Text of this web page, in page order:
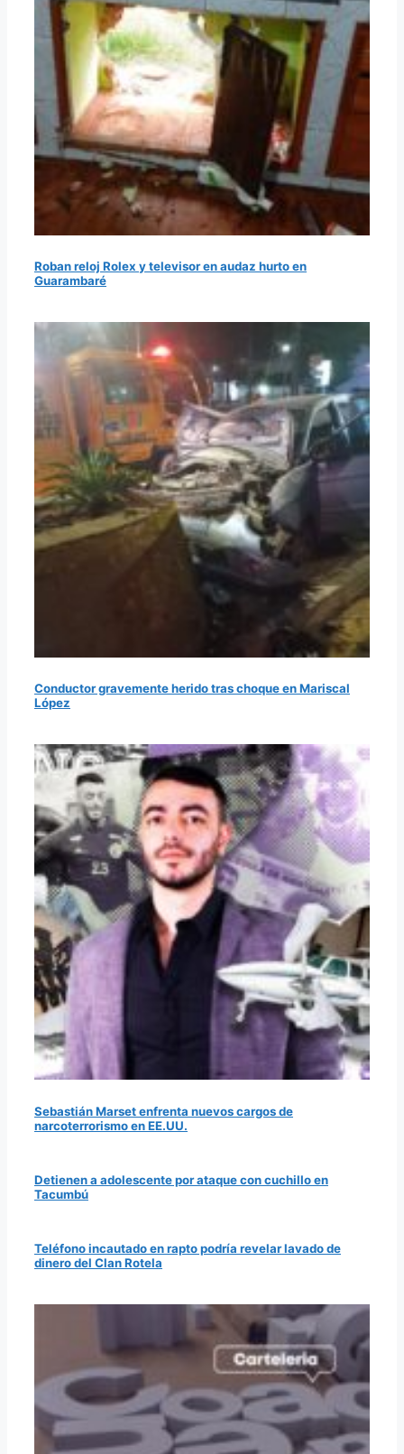
Roban reloj Rolex y televisor en audaz hurto en
Guarambaré
Conductor gravemente herido tras choque en Mariscal
López
Sebastián Marset enfrenta nuevos cargos de
narcoterrorismo en EE.UU.
Detienen a adolescente por ataque con cuchillo en
Tacumbú
Teléfono incautado en rapto podría revelar lavado de
dinero del Clan Rotela